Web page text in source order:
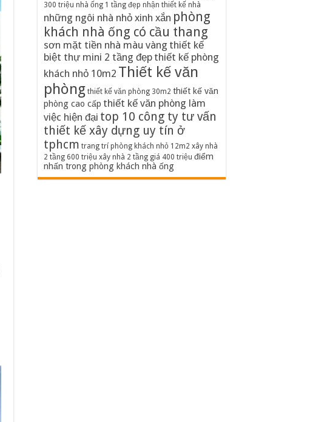
300 triệu nhà ống 1 tầng đẹp nhận thiết kế nhà
những ngôi nhà nhỏ xinh xắn phòng
khách nhà ống có cầu thang
sơn mặt tiền nhà màu vàng thiết kế
biệt thự mini 2 tầng đẹpthiết kế phòng
khách nhỏ 10m2 Thiết kế văn
phòng thiết kế văn phòng 30m2 thiết kế văn
phòng cao cấp thiết kế văn phòng làm
việc hiện đại top 10 công ty tư vấn
thiết kế xây dựng uy tín ở
tphcm trang trí phòng khách nhỏ 12m2 xây nhà
2 tầng 600 triệu xây nhà 2 tầng giá 400 triệu điểm
nhấn trong phòng khách nhà ống